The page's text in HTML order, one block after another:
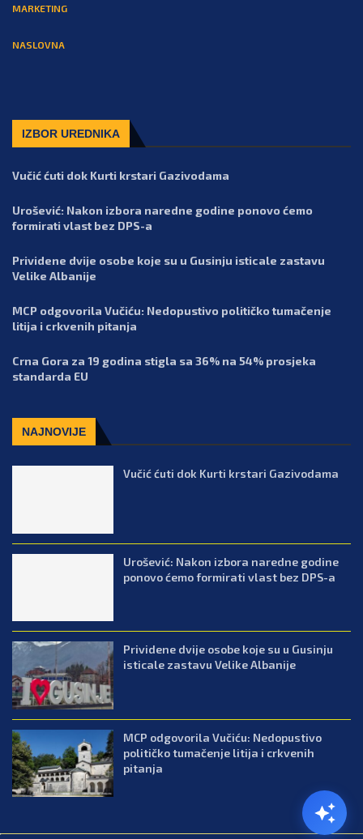
MARKETING
NASLOVNA
IZBOR UREDNIKA
Vučić ćuti dok Kurti krstari Gazivodama
Urošević: Nakon izbora naredne godine ponovo ćemo
formirati vlast bez DPS-a
Prividene dvije osobe koje su u Gusinju isticale zastavu
Velike Albanije
MCP odgovorila Vučiću: Nedopustivo političko tumačenje
litija i crkvenih pitanja
Crna Gora za 19 godina stigla sa 36% na 54% prosjeka
standarda EU
NAJNOVIJE
Vučić ćuti dok Kurti krstari Gazivodama
Urošević: Nakon izbora naredne godine
ponovo ćemo formirati vlast bez DPS-a
Prividene dvije osobe koje su u Gusinju
isticale zastavu Velike Albanije
MCP odgovorila Vučiću: Nedopustivo
političko tumačenje litija i crkvenih
pitanja